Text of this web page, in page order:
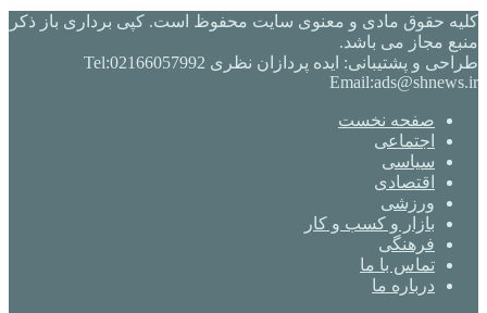
کلیه حقوق مادی و معنوی سایت محفوظ است. کپی برداری باز ذکر
منبع مجاز می باشد.
طراحی و پشتیبانی: ایده پردازان نظری Tel:02166057992
Email:ads@shnews.ir
صفحه نخست
اجتماعی
سیاسی
اقتصادی
ورزشی
بازار و کسب و کار
فرهنگی
تماس با ما
درباره ما